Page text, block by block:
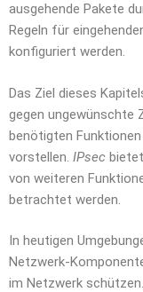
ausgehende Pakete
Regeln für
konfiguriert werden.
Das Ziel dieses
gegen ungewünschte
benötigten
vorstellen. IPsec
von weiteren
betrachtet werden.
In heutigen
Netzwerk-
im Netzwerk